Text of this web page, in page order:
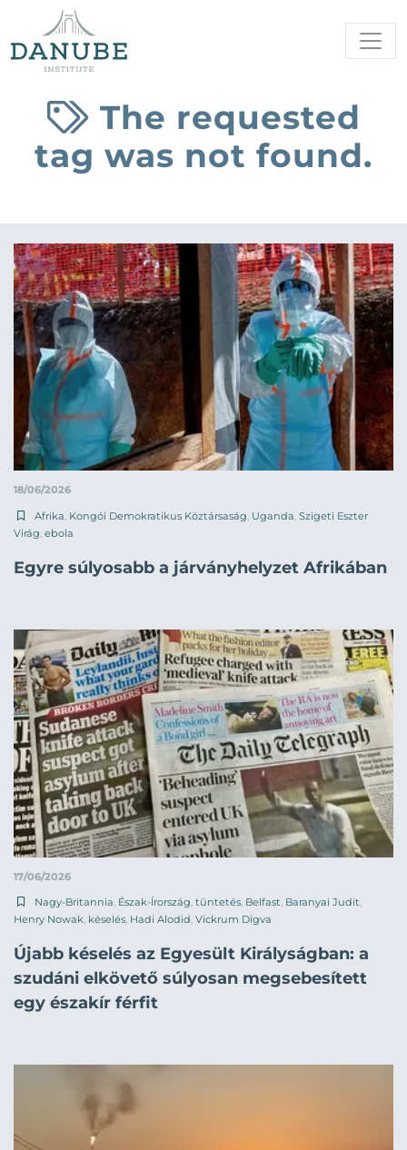
The requested
tag was not found.
18/06/2026
Afrika Kongói Demokratikus Köztársaság Uganda Szigeti Eszter
Virág ebola
Egyre súlyosabb a járványhelyzet Afrikában
17/06/2026
Nagy-Britannia Észak-Írország tüntetés Belfast Baranyai Judit
Henry Nowak késelés Hadi Alodid Vickrum Digva
Újabb késelés az Egyesült Királyságban: a
szudáni elkövető súlyosan megsebesített
egy északír férfit